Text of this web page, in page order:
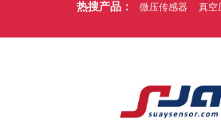
热搜产品： 微压传感器 真空